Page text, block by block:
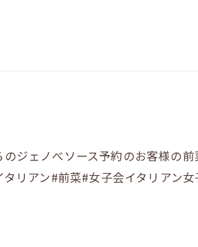
のジェノべソース予約のお客様の
リアン#前菜#女子会イタリアン女